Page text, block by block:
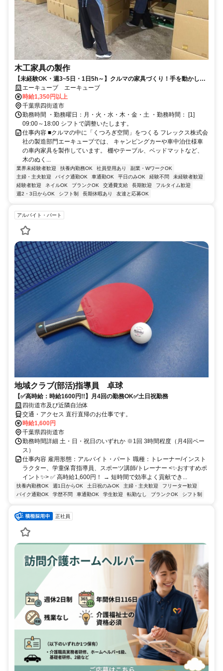
木工家具の製作
【未経験OK・週3~5日・1日5h～】クルマの家具づくり！手を動かして
「形にする楽しさ」を実感できる◎
エーキューブ エーキューブ
時給1,350円以上
千葉県四街道市
勤務時間 ・勤務曜日：月・火・水・木・金・土 ・勤務時間： [1]
09:00～18:00 シフトで調整いたします。
仕事内容 ■クルマの中に「くつろぎ空間」をつくる フレックス株式会
社の製造部門エーキューブでは、 キャンピングカーや車中泊仕様車
の車内家具を製作しています。 棚やテーブル、ベッドマットなど、
木のぬく...
業界未経験者歓迎 扶養内勤務OK 社員登用あり
副業・WワークOK
主婦・主夫歓迎
バイク通勤OK 車通勤OK 平日のみOK 経験不問
未経験者歓迎
経験者歓迎
ネイルOK ブランクOK 交通費支給 長期歓迎
フルタイム歓迎
週2・3日からOK
シフト制 長期休暇あり 友達と応募OK
アルバイト・パート
地域クラブ(部活)指導員 卓球
【✅高時給：時給1600円!!】月4回の勤務OK✅土日祝勤務
四街道市及び近隣自治体
交通・アクセス 直行直帰のお仕事です。
時給1,600円
千葉県四街道市
勤務時間詳細 土・日・祝日のいずれか ※1回 3時間程度（月4回ペー
ス）
仕事内容 雇用形態：アルバイト・パート 職種：トレーナー/インスト
ラクター、学童保育指導員、スポーツ講師/トレーナー <✨おすすめポ
イント✨> ✅ 高時給1,600円！ → 短時間で効率よく貢献でき...
扶養内勤務OK 週1日からOK 土日祝のみOK 主婦・主夫歓迎
フリーター歓迎
バイク通勤OK
学歴不問 車通勤OK 学生歓迎 転勤なし ブランクOK シフト制
正社員